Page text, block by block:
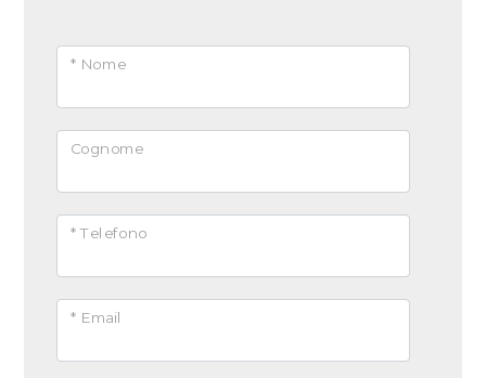
* Nome
Cognome
* Telefono
* Email